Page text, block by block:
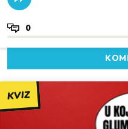
0
KVIZ